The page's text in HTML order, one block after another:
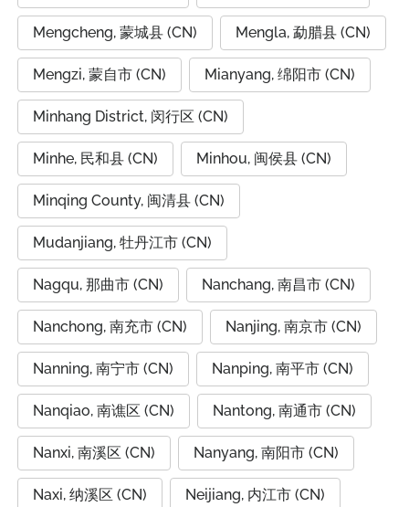
Mengcheng, 蒙城县 (CN) Mengla, 勐腊县 (CN)
Mengzi, 蒙自市 (CN) Mianyang, 绵阳市 (CN)
Minhang District, 闵行区 (CN)
Minhe, 民和县 (CN) Minhou, 闽侯县 (CN)
Minqing County, 闽清县 (CN)
Mudanjiang, 牡丹江市 (CN)
Nagqu, 那曲市 (CN) Nanchang, 南昌市 (CN)
Nanchong, 南充市 (CN) Nanjing, 南京市 (CN)
Nanning, 南宁市 (CN) Nanping, 南平市 (CN)
Nanqiao, 南谯区 (CN) Nantong, 南通市 (CN)
Nanxi, 南溪区 (CN) Nanyang, 南阳市 (CN)
Naxi, 纳溪区 (CN) Neijiang, 内江市 (CN)